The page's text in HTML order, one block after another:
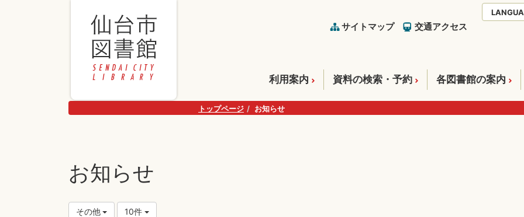
サイトマップ 交通アクセス
利用案内 資料の検索・予約 各図書館の案内
トップページ お知らせ
お知らせ
その他 10件